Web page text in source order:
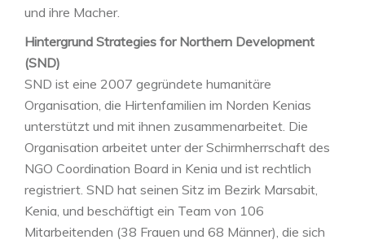
und ihre Macher.
Hintergrund Strategies for Northern Development
(SND)
SND ist eine 2007 gegründete humanitäre
Organisation, die Hirtenfamilien im Norden Kenias
unterstützt und mit ihnen zusammenarbeitet. Die
Organisation arbeitet unter der Schirmherrschaft des
NGO Coordination Board in Kenia und ist rechtlich
registriert. SND hat seinen Sitz im Bezirk Marsabit,
Kenia, und beschäftigt ein Team von 106
Mitarbeitenden (38 Frauen und 68 Männer), die sich